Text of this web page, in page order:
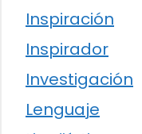
Inspiración
Inspirador
Investigación
Lenguaje